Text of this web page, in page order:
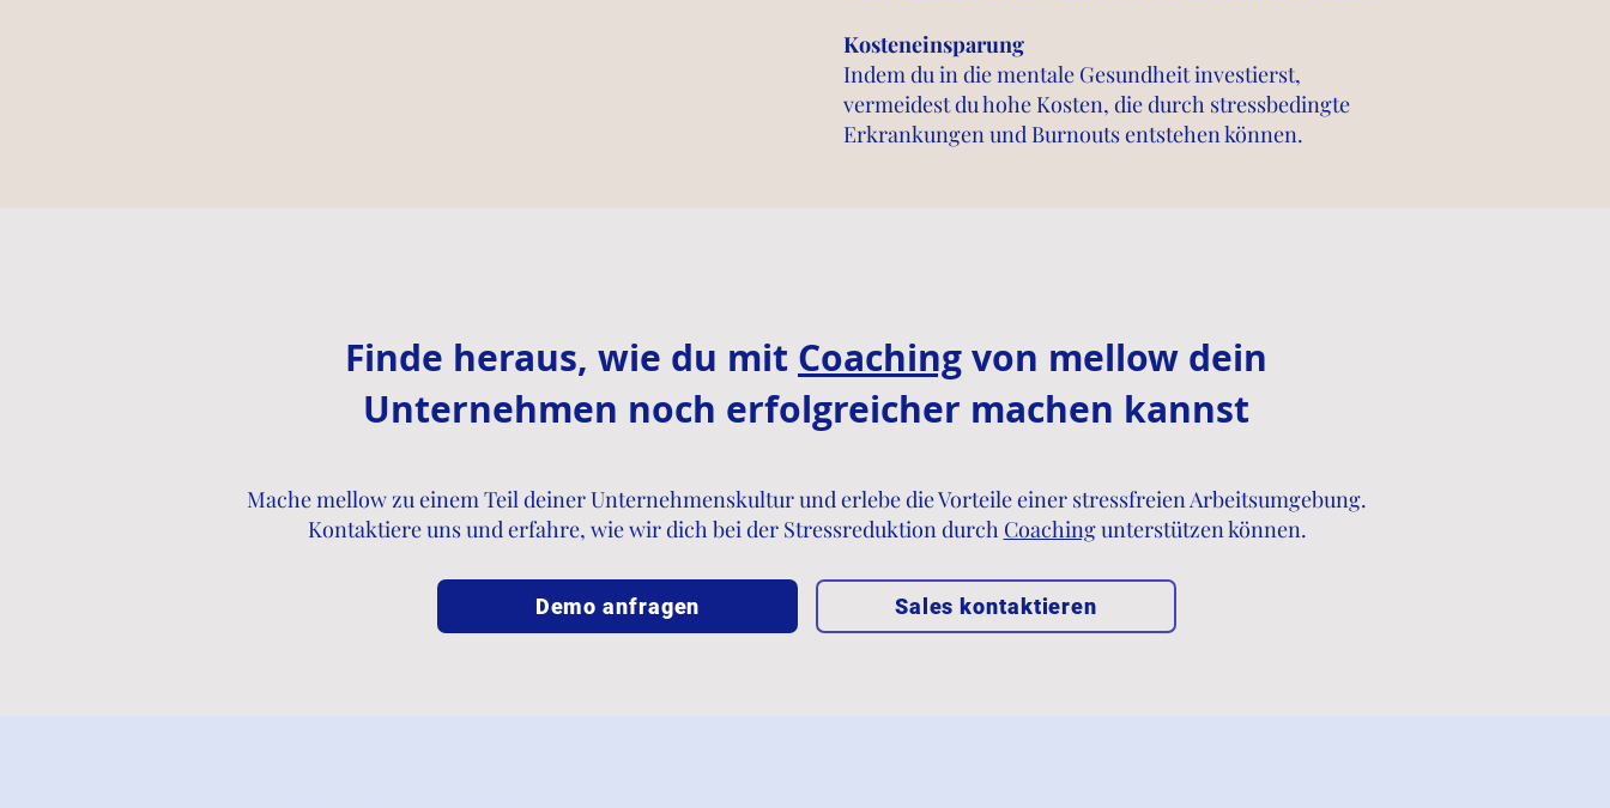
Kosteneinsparung
Indem du in die mentale Gesundheit investierst,
vermeidest du hohe Kosten, die durch stressbedingte
Erkrankungen und Burnouts entstehen können.
Finde heraus, wie du mit Coachingvon mellow dein
Unternehmen noch erfolgreicher machen kannst
Mache mellow zu einem Teil deiner Unternehmenskultur und erlebe die Vorteile einer stressfreien Arbeitsumgebung.
Kontaktiere uns und erfahre, wie wir dich bei der Stressreduktion durch Coachingunterstützen können.
Demo anfragen Sales kontaktieren